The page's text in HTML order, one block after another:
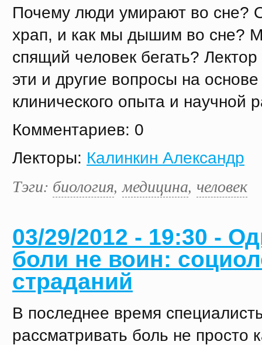
Почему люди умирают во сне?
храп, и как мы дышим во сне?
спящий человек бегать? Лектор
эти и другие вопросы на основе
клинического опыта и научной
Комментариев: 0
Лекторы: Калинкин Александр
Тэги: биология,медицина, человек
03/29/2012 - 19:30 -
боли не воин:
страданий
В последнее время
рассматривать боль не просто